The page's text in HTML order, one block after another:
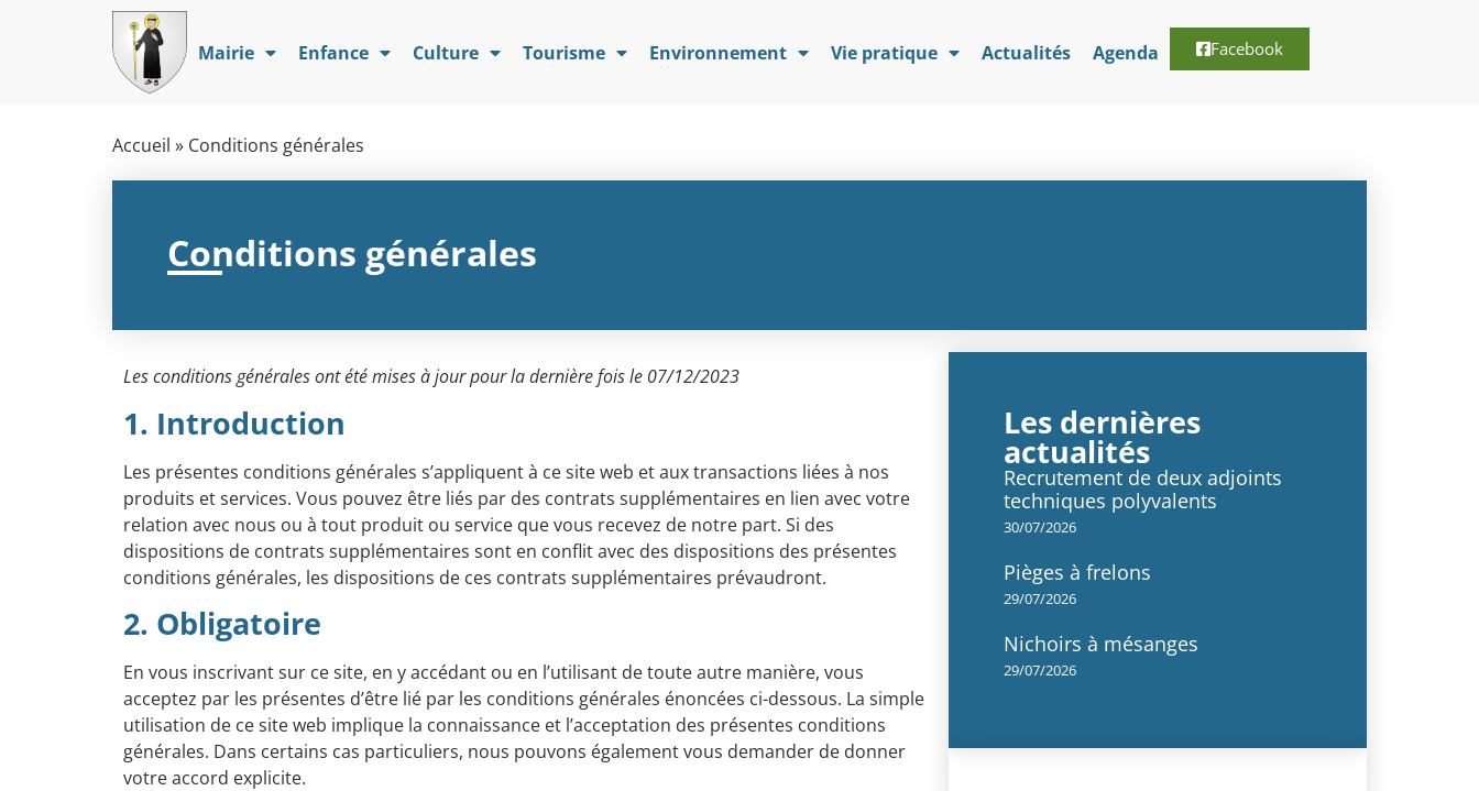
Mairie Enfance Culture Tourisme Environnement Vie pratique Actualités Agenda Facebook
Accueil » Conditions générales
Conditions générales
Les conditions générales ont été mises à jour pour la dernière fois le 07/12/2023
1. Introduction
Les présentes conditions générales s’appliquent à ce site web et aux transactions liées à nos
produits et services. Vous pouvez être liés par des contrats supplémentaires en lien avec votre
relation avec nous ou à tout produit ou service que vous recevez de notre part. Si des
dispositions de contrats supplémentaires sont en conflit avec des dispositions des présentes
conditions générales, les dispositions de ces contrats supplémentaires prévaudront.
2. Obligatoire
En vous inscrivant sur ce site, en y accédant ou en l’utilisant de toute autre manière, vous
acceptez par les présentes d’être lié par les conditions générales énoncées ci-dessous. La simple
utilisation de ce site web implique la connaissance et l’acceptation des présentes conditions
générales. Dans certains cas particuliers, nous pouvons également vous demander de donner
votre accord explicite.
Les dernières
actualités
Recrutement de deux adjoints
techniques polyvalents
30/07/2026
Pièges à frelons
29/07/2026
Nichoirs à mésanges
29/07/2026